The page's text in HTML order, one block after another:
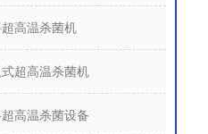
高温杀菌机
超高温杀菌机
高温杀菌设备